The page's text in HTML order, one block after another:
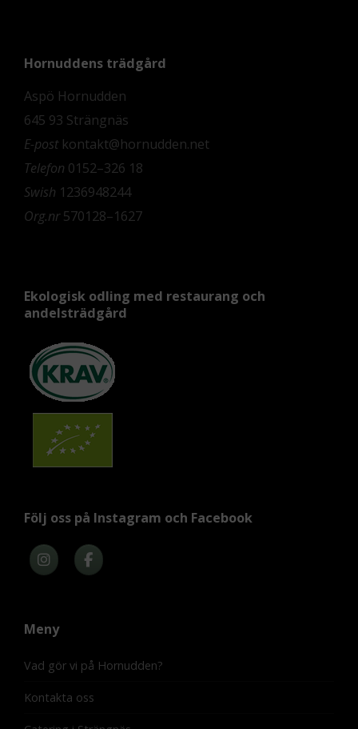
Hornuddens trädgård
Aspö Hornudden
645 93 Strängnäs
E-postkontakt@hornudden.net
Telefon 0152–326 18
Swish 1236948244
Org.nr570128–1627
Ekologisk odling med restaurang och
andelsträdgård
Följ oss på Instagram och Facebook
Meny
Vad gör vi på Hornudden?
Kontakta oss